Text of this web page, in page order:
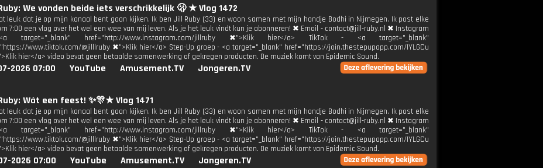
We vonden beide iets verschrikkelijk 🫢 ★ Vlog 1472
leuk dat je op mijn kanaal bent gaan kijken. Ik ben Jill Ruby (33) en woon samen met mijn hondje Bodhi in Nijmegen. Ik post elke
7:00 een vlog over het wel een wee van mij leven. Als je het leuk vindt kun je abonneren! ✖ Email - contact@jill-ruby.nl ✖ Instagram
target="_blank" href="http://www.instagram.com/jillruby ✖">Klik hier</a> TikTok - <a target="_blank"
www.tiktok.com/@jilllruby ✖">Klik hier</a> Step-Up groep - <a target="_blank" href="https://join.thestepupapp.com/IYLGCu
hier</a> video bevat geen betaalde samenwerking of gekregen producten. De muziek komt van Epidemic Sound.
2026 07:00 YouTube Amusement.TV Jongeren.TV
Wát een feest! ✨🎊★ Vlog 1471
leuk dat je op mijn kanaal bent gaan kijken. Ik ben Jill Ruby (33) en woon samen met mijn hondje Bodhi in Nijmegen. Ik post elke
7:00 een vlog over het wel een wee van mij leven. Als je het leuk vindt kun je abonneren! ✖ Email - contact@jill-ruby.nl ✖ Instagram
target="_blank" href="http://www.instagram.com/jillruby ✖">Klik hier</a> TikTok - <a target="_blank"
www.tiktok.com/@jilllruby ✖">Klik hier</a> Step-Up groep - <a target="_blank" href="https://join.thestepupapp.com/IYLGCu
hier</a> video bevat geen betaalde samenwerking of gekregen producten. De muziek komt van Epidemic Sound.
2026 07:00 YouTube Amusement.TV Jongeren.TV